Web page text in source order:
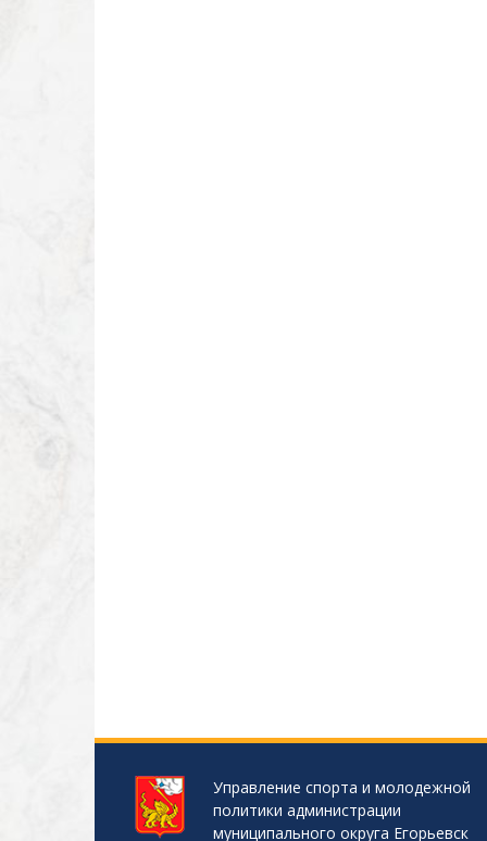
Управление спорта и молодежной
политики администрации
муниципального округа Егорьевск